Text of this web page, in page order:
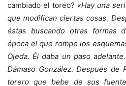
cambiado el toreo? «Hay una
que modifican ciertas cosas.
éstas buscando otras formas
época el que rompe los
Ojeda. Él daba un paso
Dámaso González. Después de
torero que bebe de sus